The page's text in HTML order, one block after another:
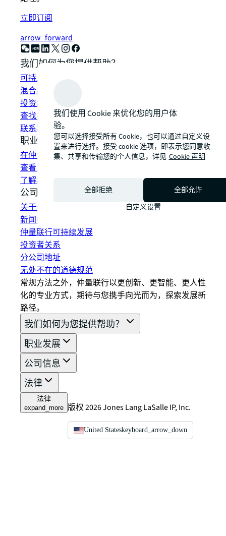
立即订阅
arrow_forward
我们如何为您提供帮助？
可持发展解决方案
混合办公空间解决方案
投资组合管理
查找并租赁空间
联系我们
职业发展
在仲量联行工作
查看工作机会
了解我们的员工
公司信息
关于仲量联行
新闻中心
仲量联行可持续发展
投资者关系
分公司地址
无处不在的道德规范
常规方法之外，仲量联行以更创新、更智能、更人性
化的专业方式，期待与您携手向光而为，探索发展新
路径。
我们如何为您提供帮助？
职业发展
公司信息
法律
法律
expand_more 版权 2026 Jones Lang LaSalle IP, Inc.
United Stateskeyboard_arrow_down
我们使用 Cookie 来优化您的用户体
验。
您可以选择接受所有 Cookie，也可以通过自定义设
置来进行选择。接受 cookie 选项，即表示您同意收
集、共享和传输您的个人信息，详见 Cookie 声明
全部拒绝
全部允许
自定义设置